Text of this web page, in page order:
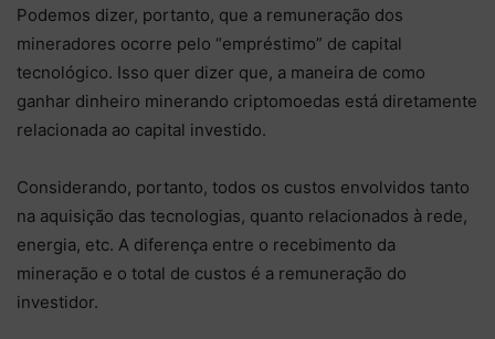
Podemos dizer, portanto, que a remuneração dos
mineradores ocorre pelo “empréstimo” de capital
tecnológico. Isso quer dizer que, a maneira de como
ganhar dinheiro minerando criptomoedas está diretamente
relacionada ao capital investido.
Considerando, portanto, todos os custos envolvidos tanto
na aquisição das tecnologias, quanto relacionados à rede,
energia, etc. A diferença entre o recebimento da
mineração e o total de custos é a remuneração do
investidor.